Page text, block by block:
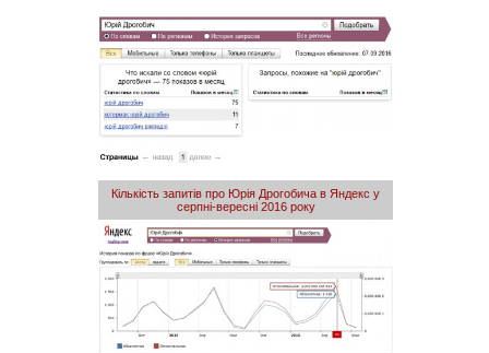
Кількість запитів про Юрія Дрогобича в Яндекс у
серпні-вересні 2016 року